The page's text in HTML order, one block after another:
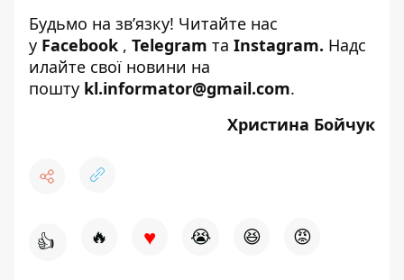
Будьмо на зв’язку! Читайте нас
у Facebook , Telegram та Instagram. Надс
илайте свої новини на
пошту kl.informator@gmail.com.
Христина Бойчук
👍 🔥 ♥ 😭 😆 😡